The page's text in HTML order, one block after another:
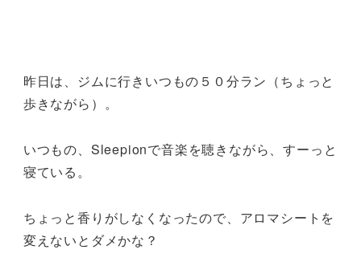
昨日は、ジムに行きいつもの５０分ラン（ちょっと
歩きながら）。
いつもの、Sleepionで音楽を聴きながら、すーっと
寝ている。
ちょっと香りがしなくなったので、アロマシートを
変えないとダメかな？